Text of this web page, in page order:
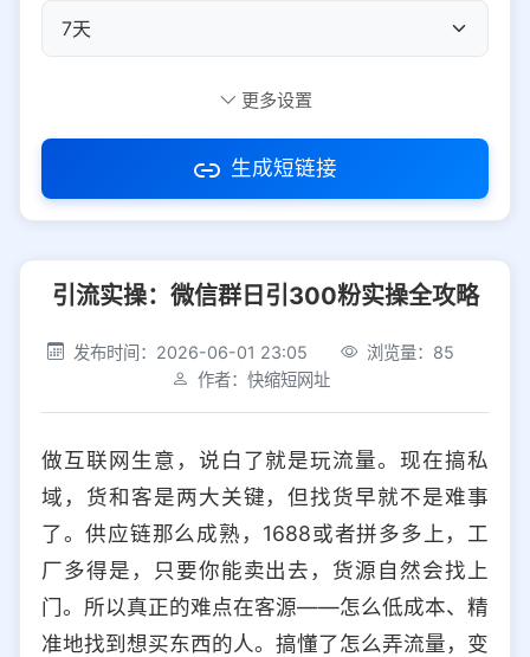
访问密码
社交平台 电商平台
选择防红平台类型，避免链接被拦截
iOS Android PC 其他
选择允许访问的平台类型
更多设置
生成短链接
引流实操：微信群日引300粉实操全攻略
发布时间：2026-06-01 23:05
浏览量：85
作者：快缩短网址
做互联网生意，说白了就是玩流量。现在搞私
域，货和客是两大关键，但找货早就不是难事
了。供应链那么成熟，1688或者拼多多上，工
厂多得是，只要你能卖出去，货源自然会找上
门。所以真正的难点在客源——怎么低成本、精
准地找到想买东西的人。搞懂了怎么弄流量，变